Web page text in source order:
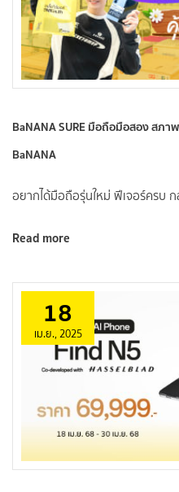
BaNANA SURE มือถือมือสอง สภ
BaNANA
อยากได้มือถือรุ่นใหม่ ฟีเจอร์ครบ
Read more
18
เม.ย., 2025